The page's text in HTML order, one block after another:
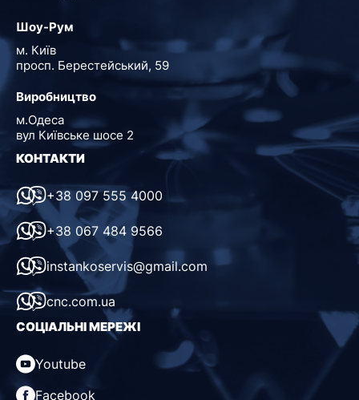
Шоу-Рум
м. Київ
просп. Берестейський, 59
Виробництво
м.Одеса
вул Київське шосе 2
КОНТАКТИ
+38 097 555 4000
+38 067 484 9566
instankoservis@gmail.com
cnc.com.ua
СОЦІАЛЬНІ МЕРЕЖІ
Youtube
Facebook